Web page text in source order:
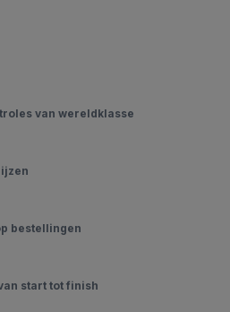
van wereldklasse
bestellingen
start tot finish